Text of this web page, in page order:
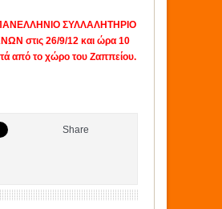
ΣΥΛΛΑΛΗΤΗΡΙΟ
στις 26/9/12 και ώρα 10
από το χώρο του Ζαππείου.
Share